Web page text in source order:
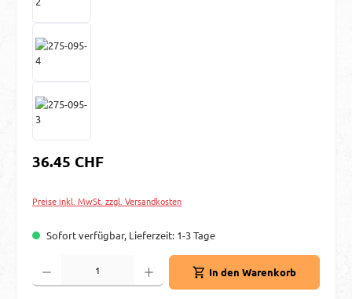
Regulärer Preis:
36.45 CHF
Preise inkl. MwSt. zzgl. Versandkosten
Sofort verfügbar, Lieferzeit: 1-3 Tage
Produkt Anzahl: Gib den gewünschten Wert ein oder benutze die Schaltflächen
In den Warenkorb